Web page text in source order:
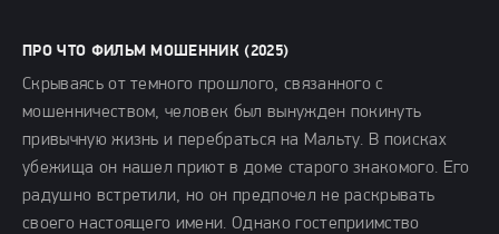
ПРО ЧТО ФИЛЬМ МОШЕННИК (2025)
Скрываясь от темного прошлого, связанного с
мошенничеством, человек был вынужден покинуть
привычную жизнь и перебраться на Мальту. В поисках
убежища он нашел приют в доме старого знакомого. Его
радушно встретили, но он предпочел не раскрывать
своего настоящего имени. Однако гостеприимство